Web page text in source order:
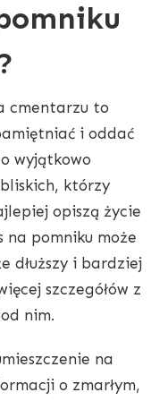
cmentarzu to
i oddać
wyjątkowo
którzy
opiszą życie
na pomniku może
dłuższy i bardziej
szczegółów z
nim.
na
o zmarłym,